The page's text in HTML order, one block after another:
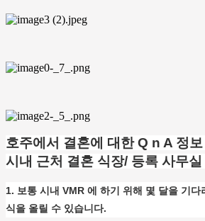
호주에서 결혼에 대한 Q n A 정
시내 근처 결혼 식장/ 등록 사무실
1. 보통 시내 VMR 에 하기 위해 몇 달을 기다
식을 올릴 수 있습니다.